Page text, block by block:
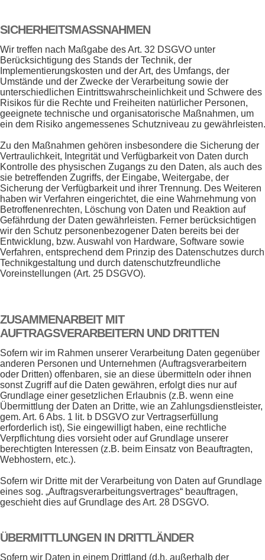
SICHERHEITSMASSNAHMEN
Wir treffen nach Maßgabe des Art. 32 DSGVO unter
Berücksichtigung des Stands der Technik, der
Implementierungskosten und der Art, des Umfangs, der
Umstände und der Zwecke der Verarbeitung sowie der
unterschiedlichen Eintrittswahrscheinlichkeit und Schwere des
Risikos für die Rechte und Freiheiten natürlicher Personen,
geeignete technische und organisatorische Maßnahmen, um
ein dem Risiko angemessenes Schutzniveau zu gewährleisten.
Zu den Maßnahmen gehören insbesondere die Sicherung der
Vertraulichkeit, Integrität und Verfügbarkeit von Daten durch
Kontrolle des physischen Zugangs zu den Daten, als auch des
sie betreffenden Zugriffs, der Eingabe, Weitergabe, der
Sicherung der Verfügbarkeit und ihrer Trennung. Des Weiteren
haben wir Verfahren eingerichtet, die eine Wahrnehmung von
Betroffenenrechten, Löschung von Daten und Reaktion auf
Gefährdung der Daten gewährleisten. Ferner berücksichtigen
wir den Schutz personenbezogener Daten bereits bei der
Entwicklung, bzw. Auswahl von Hardware, Software sowie
Verfahren, entsprechend dem Prinzip des Datenschutzes durch
Technikgestaltung und durch datenschutzfreundliche
Voreinstellungen (Art. 25 DSGVO).
ZUSAMMENARBEIT MIT
AUFTRAGSVERARBEITERN UND DRITTEN
Sofern wir im Rahmen unserer Verarbeitung Daten gegenüber
anderen Personen und Unternehmen (Auftragsverarbeitern
oder Dritten) offenbaren, sie an diese übermitteln oder ihnen
sonst Zugriff auf die Daten gewähren, erfolgt dies nur auf
Grundlage einer gesetzlichen Erlaubnis (z.B. wenn eine
Übermittlung der Daten an Dritte, wie an Zahlungsdienstleister,
gem. Art. 6 Abs. 1 lit. b DSGVO zur Vertragserfüllung
erforderlich ist), Sie eingewilligt haben, eine rechtliche
Verpflichtung dies vorsieht oder auf Grundlage unserer
berechtigten Interessen (z.B. beim Einsatz von Beauftragten,
Webhostern, etc.).
Sofern wir Dritte mit der Verarbeitung von Daten auf Grundlage
eines sog. „Auftragsverarbeitungsvertrages“ beauftragen,
geschieht dies auf Grundlage des Art. 28 DSGVO.
ÜBERMITTLUNGEN IN DRITTLÄNDER
Sofern wir Daten in einem Drittland (d.h. außerhalb der